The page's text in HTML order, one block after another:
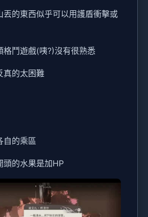
丟的東西似乎可以用護盾衝擊或
格鬥遊戲(咦?)沒有很熟悉
真的太困難
自的乘區
頭的水果是加HP